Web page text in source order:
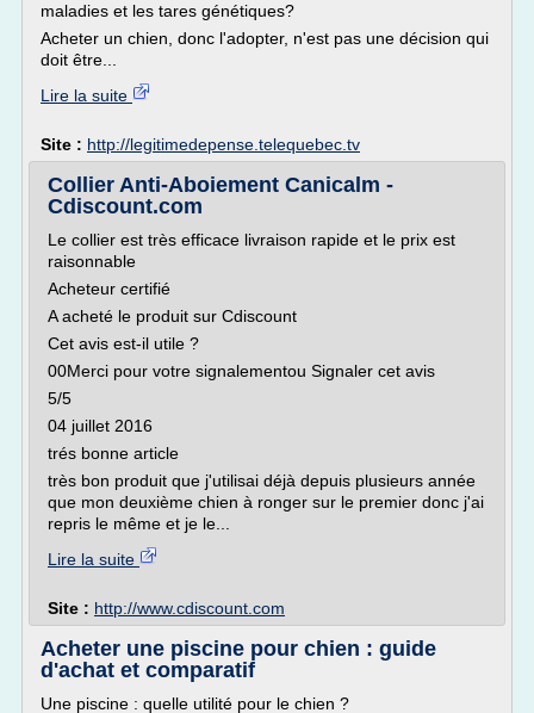
maladies et les tares génétiques?
Acheter un chien, donc l'adopter, n'est pas une décision qui
doit être...
Lire la suite
Site : http://legitimedepense.telequebec.tv
Collier Anti-Aboiement Canicalm -
Cdiscount.com
Le collier est très efficace livraison rapide et le prix est
raisonnable
Acheteur certifié
A acheté le produit sur Cdiscount
Cet avis est-il utile ?
00Merci pour votre signalementou Signaler cet avis
5/5
04 juillet 2016
trés bonne article
très bon produit que j'utilisai déjà depuis plusieurs année
que mon deuxième chien à ronger sur le premier donc j'ai
repris le même et je le...
Lire la suite
Site : http://www.cdiscount.com
Acheter une piscine pour chien : guide
d'achat et comparatif
Une piscine : quelle utilité pour le chien ?